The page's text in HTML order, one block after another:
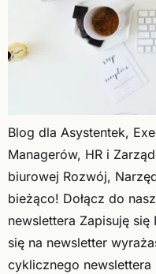
Blog dla Asystentek,
Managerów, HR i
biurowej Rozwój,
bieżąco! Dołącz do
newslettera Zapisuję
się na newsletter
cyklicznego